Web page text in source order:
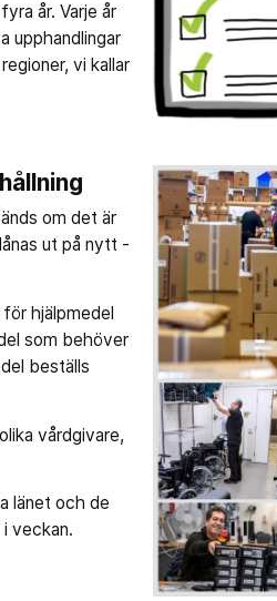
år. Varje år
upphandlingar
vi kallar
om det är
ut på nytt -
hjälpmedel
som behöver
beställs
vårdgivare,
länet och de
veckan.